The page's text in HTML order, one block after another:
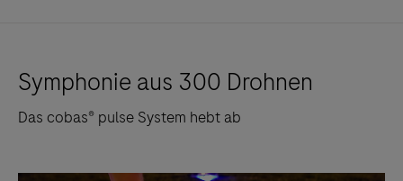
Symphonie aus 300 Drohnen
Das cobas® pulse System hebt ab